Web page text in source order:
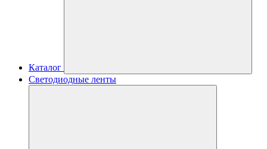
Каталог
Светодиодные ленты